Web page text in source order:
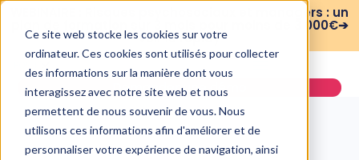
Ce site web stocke les cookies sur votre
ordinateur. Ces cookies sont utilisés pour collecter
des informations sur la manière dont vous
interagissez avec notre site web et nous
permettent de nous souvenir de vous. Nous
utilisons ces informations afin d'améliorer et de
personnaliser votre expérience de navigation, ainsi
WEBINAIRE : Risques psychosociaux et managers : un
plan de formation sur 3 mois pour moins de 3 000€➔
voir le replay
Demander une démo